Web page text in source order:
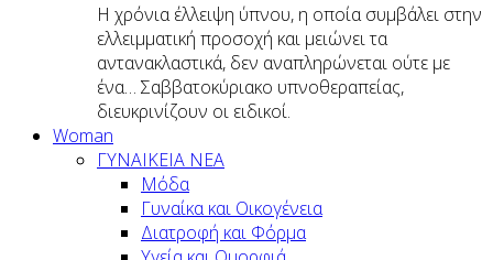
Η χρόνια έλλειψη ύπνου, η οποία συμβάλει στην
ελλειμματική προσοχή και μειώνει τα
αντανακλαστικά, δεν αναπληρώνεται ούτε με
ένα… Σαββατοκύριακο υπνοθεραπείας,
διευκρινίζουν οι ειδικοί.
Woman
ΓΥΝΑΙΚΕΙΑ ΝΕΑ
Μόδα
Γυναίκα και Οικογένεια
Διατροφή και Φόρμα